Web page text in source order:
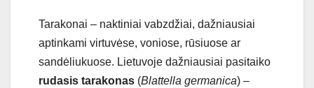
Tarakonai – naktiniai vabzdžiai, dažniausiai
aptinkami virtuvėse, voniose, rūsiuose ar
sandėliukuose. Lietuvoje dažniausiai pasitaiko
rudasis tarakonas (Blattella germanica) –